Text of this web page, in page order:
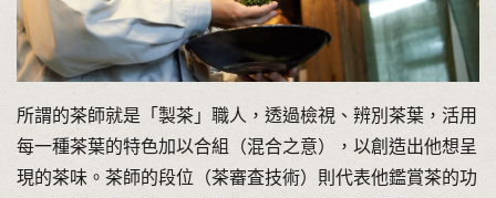
所謂的茶師就是「製茶」職人，透過檢視、辨別茶葉，活用
每一種茶葉的特色加以合組（混合之意），以創造出他想呈
現的茶味。茶師的段位（茶審査技術）則代表他鑑賞茶的功